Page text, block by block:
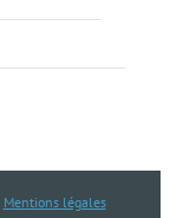
Mentions légales